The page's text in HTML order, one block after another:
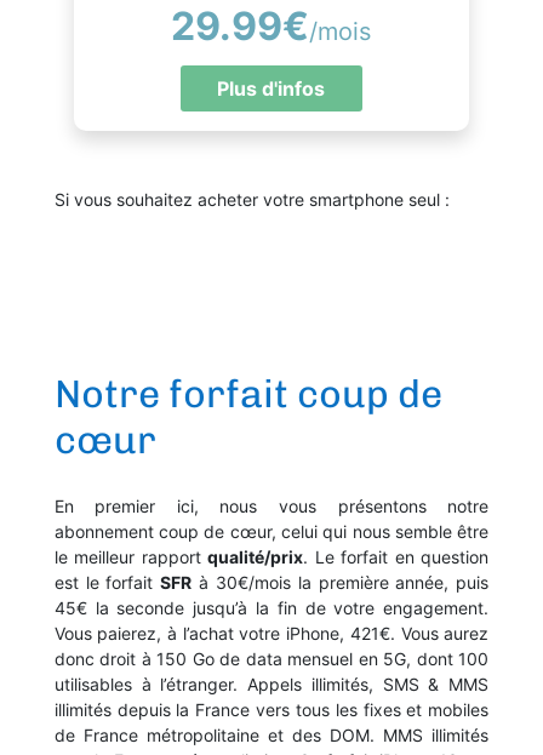
29.99€/mois
Plus d'infos
Si vous souhaitez acheter votre smartphone seul :
Notre forfait coup de
cœur
En premier ici, nous vous présentons notre
abonnement coup de cœur, celui qui nous semble être
le meilleur rapportqualité/prix. Le forfait en question
est le forfaitSFR à 30€/mois la première année, puis
45€ la seconde jusqu’à la fin de votre engagement.
Vous paierez, à l’achat votre iPhone, 421€. Vous aurez
donc droit à 150 Go de data mensuel en 5G, dont 100
utilisables à l’étranger. Appels illimités, SMS & MMS
illimités depuis la France vers tous les fixes et mobiles
de France métropolitaine et des DOM. MMS illimités